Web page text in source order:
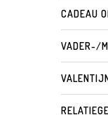
CADEAU
VADER-/